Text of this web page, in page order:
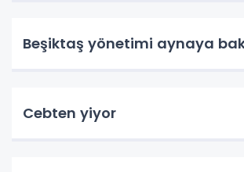
Beşiktaş yönetimi aynaya
Cebten yiyor